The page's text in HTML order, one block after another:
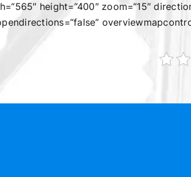
height=“400″ zoom=“15″